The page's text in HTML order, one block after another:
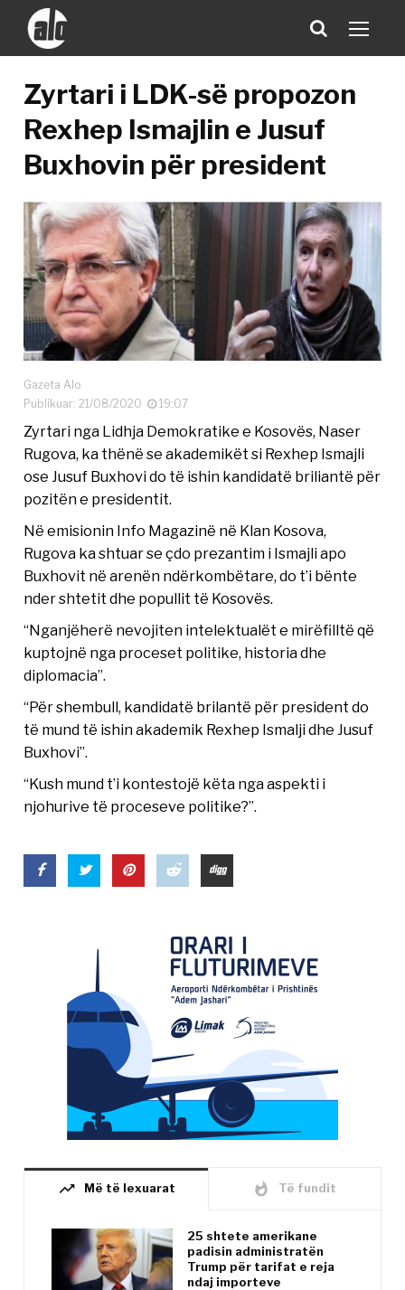
Zyrtari i LDK-së propozon
Rexhep Ismajlin e Jusuf
Buxhovin për president
Gazeta Alo
Publikuar: 21/08/2020
19:07
Zyrtari nga Lidhja Demokratike e Kosovës, Naser
Rugova, ka thënë se akademikët si Rexhep Ismajli
ose Jusuf Buxhovi do të ishin kandidatë briliantë për
pozitën e presidentit.
Në emisionin Info Magazinë në Klan Kosova,
Rugova ka shtuar se çdo prezantim i Ismajli apo
Buxhovit në arenën ndërkombëtare, do t’i bënte
nder shtetit dhe popullit të Kosovës.
“Nganjëherë nevojiten intelektualët e mirëfilltë që
kuptojnë nga proceset politike, historia dhe
diplomacia”.
“Për shembull, kandidatë brilantë për president do
të mund të ishin akademik Rexhep Ismalji dhe Jusuf
Buxhovi”.
“Kush mund t’i kontestojë këta nga aspekti i
njohurive të proceseve politike?”.
trending_up Më të lexuarat whatshot Të fundit
25 shtete amerikane
padisin administratën
Trump për tarifat e reja
ndaj importeve